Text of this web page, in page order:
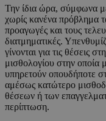
Την ίδια ώρα, σύμφωνα
χωρίς κανένα πρόβλημα
προαγωγές και τους
διατμηματικές.
γίνονται για τις θέσεις
μισθολογίου στην
υπηρετούν οπουδήποτε
αμέσως κατώτερο
θέσεων ή των
περίπτωση.